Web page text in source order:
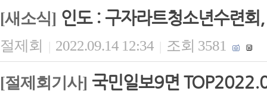
[새소식] 인도 : 구자라트청소년수련
절제회 | 2022.09.14 12:34 | 조회 3581
[절제회기사] 국민일보9면